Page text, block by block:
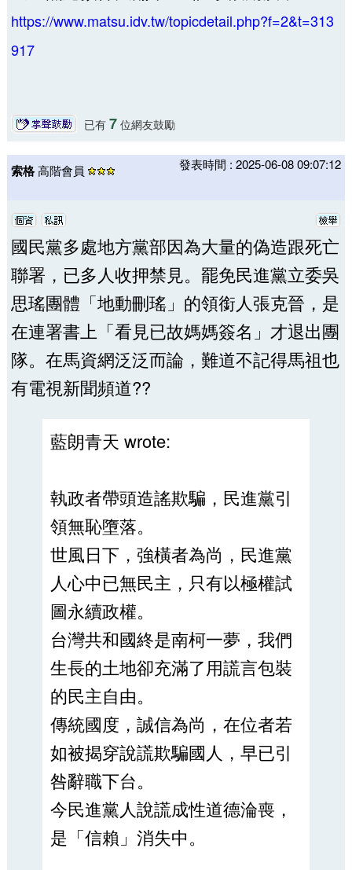
https://www.matsu.idv.tw/topicdetail.php?f=2&t=313
917
已有 7位網友鼓勵
索格高階會員 發表時間 : 2025-06-08 09:07:12
國民黨多處地方黨部因為大量的偽造跟死亡
聯署，已多人收押禁見。罷免民進黨立委吳
思瑤團體「地動刪瑤」的領銜人張克晉，是
在連署書上「看見已故媽媽簽名」才退出團
隊。在馬資網泛泛而論，難道不記得馬祖也
有電視新聞頻道??
藍朗青天 wrote:
執政者帶頭造謠欺騙，民進黨引
領無恥墮落。
世風日下，強橫者為尚，民進黨
人心中已無民主，只有以極權試
圖永續政權。
台灣共和國終是南柯一夢，我們
生長的土地卻充滿了用謊言包裝
的民主自由。
傳統國度，誠信為尚，在位者若
如被揭穿說謊欺騙國人，早已引
咎辭職下台。
今民進黨人說謊成性道德淪喪，
是「信賴」消失中。